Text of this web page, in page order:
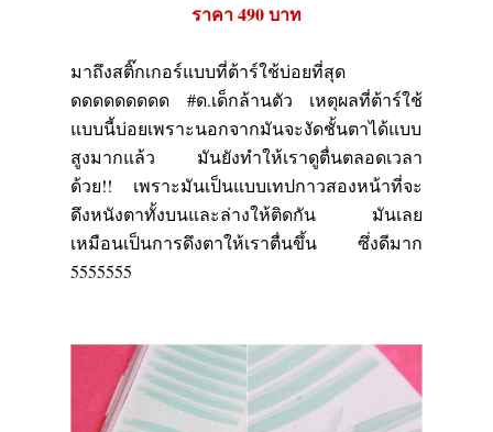
ราคา 490 บาท
มาถึงสติ๊กเกอร์แบบที่ต้าร์ใช้บ่อยที่สุด
ดดดดดดดดด #ด.เด็กล้านตัว เหตุผลที่ต้าร์ใช้
แบบนี้บ่อยเพราะนอกจากมันจะงัดชั้นตาได้แบบ
สูงมากแล้ว มันยังทำให้เราดูตื่นตลอดเวลา
ด้วย!! เพราะมันเป็นแบบเทปกาวสองหน้าที่จะ
ดึงหนังตาทั้งบนและล่างให้ติดกัน มันเลย
เหมือนเป็นการดึงตาให้เราตื่นขึ้น ซึ่งดีมาก
5555555